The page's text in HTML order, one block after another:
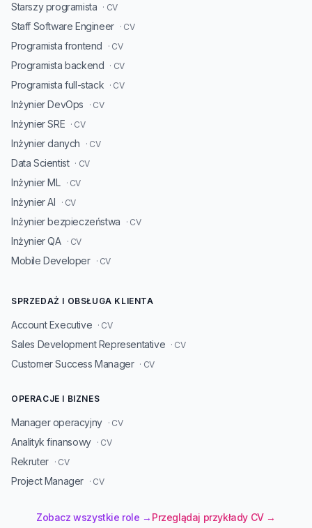
Starszy programista · CV
Staff Software Engineer · CV
Programista frontend · CV
Programista backend · CV
Programista full-stack · CV
Inżynier DevOps · CV
Inżynier SRE · CV
Inżynier danych · CV
Data Scientist · CV
Inżynier ML · CV
Inżynier AI · CV
Inżynier bezpieczeństwa · CV
Inżynier QA · CV
Mobile Developer · CV
SPRZEDAŻ I OBSŁUGA KLIENTA
Account Executive · CV
Sales Development Representative · CV
Customer Success Manager · CV
OPERACJE I BIZNES
Manager operacyjny · CV
Analityk finansowy · CV
Rekruter · CV
Project Manager · CV
Zobacz wszystkie role → Przeglądaj przykłady CV →